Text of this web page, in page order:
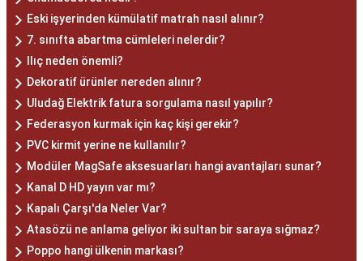
Eski işyerinden kümülatif matrah nasıl alınır?
7. sınıfta abartma cümleleri nelerdir?
Ilıç neden önemli?
Dekoratif ürünler nereden alınır?
Uludağ Elektrik fatura sorgulama nasıl yapılır?
Federasyon kurmak için kaç kişi gerekir?
PVC kirmit yerine ne kullanılır?
Modüler MagSafe aksesuarları hangi avantajları sunar?
Kanal D HD yayın var mı?
Kapalı Çarşı'da Neler Var?
Atasözü ne anlama geliyor iki sultan bir saraya sığmaz?
Poppo hangi ülkenin markası?